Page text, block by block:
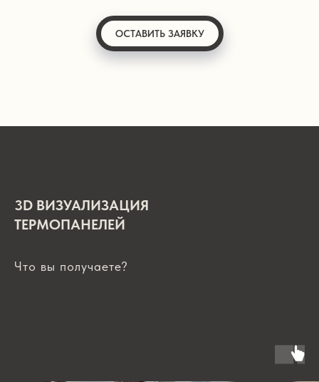
ОСТАВИТЬ ЗАЯВКУ
3D ВИЗУАЛИЗАЦИЯ
ТЕРМОПАНЕЛЕЙ
Что вы получаете?